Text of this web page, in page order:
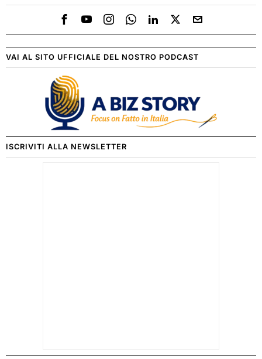
VAI AL SITO UFFICIALE DEL NOSTRO PODCAST
ISCRIVITI ALLA NEWSLETTER